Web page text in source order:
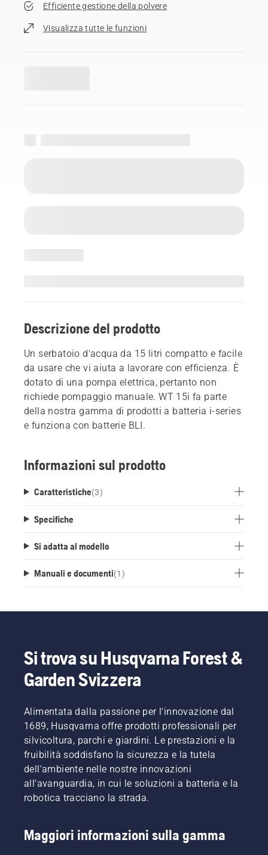
Efficiente gestione della polvere
Visualizza tutte le funzioni
Descrizione del prodotto
Un serbatoio d'acqua da 15 litri compatto e facile
da usare che vi aiuta a lavorare con efficienza. È
dotato di una pompa elettrica, pertanto non
richiede pompaggio manuale. WT 15i fa parte
della nostra gamma di prodotti a batteria i-series
e funziona con batterie BLI.
Informazioni sul prodotto
Caratteristiche(3)
Specifiche
Si adatta al modello
Manuali e documenti(1 )
Si trova su Husqvarna Forest &
Garden Svizzera
Alimentata dalla passione per l'innovazione dal
1689, Husqvarna offre prodotti professionali per
silvicoltura, parchi e giardini. Le prestazioni e la
fruibilità soddisfano la sicurezza e la tutela
dell'ambiente nelle nostre innovazioni
all'avanguardia, in cui le soluzioni a batteria e la
robotica tracciano la strada.
Maggiori informazioni sulla gamma